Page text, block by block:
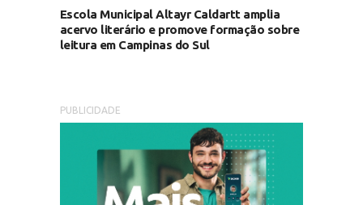
Escola Municipal Altayr Caldartt amplia
acervo literário e promove formação sobre
leitura em Campinas do Sul
PUBLICIDADE